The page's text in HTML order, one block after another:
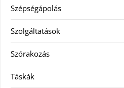
Szépségápolás
Szolgáltatások
Szórakozás
Táskák